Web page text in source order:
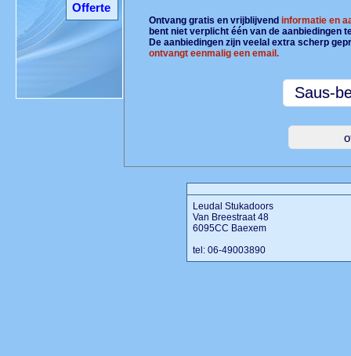
Offerte
Ontvang gratis en vrijblijvendinformatie en
bent niet verplicht één van de aanbiedingen
De aanbiedingen zijn veelal extra scherp
ontvangt eenmalig een email.
Leudal Stukadoors
Van Breestraat 48
6095CC Baexem
tel: 06-49003890